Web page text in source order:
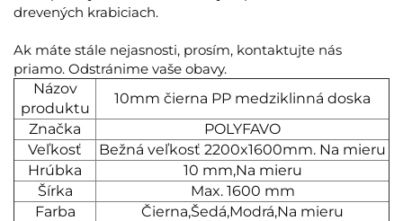
drevených krabiciach.
Ak máte stále nejasnosti, prosím, kontaktujte nás
priamo. Odstránime vaše obavy.
Názov
produktu
10mm čierna PP medziklinná doska
Značka
POLYFAVO
Veľkosť
Bežná veľkosť 2200x1600mm. Na mieru
Hrúbka
10 mm,Na mieru
Šírka
Max. 1600 mm
Farba
Čierna,Šedá,Modrá,Na mieru